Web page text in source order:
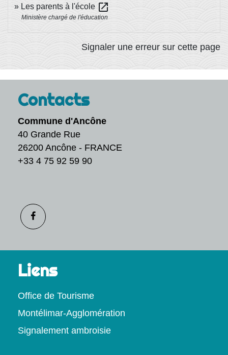
Les parents à l'école open_in_new
Ministère chargé de l'éducation
Signaler une erreur sur cette page
Contacts
Commune d'Ancône
40 Grande Rue
26200 Ancône - FRANCE
+33 4 75 92 59 90
Liens
Office de Tourisme
Montélimar-Agglomération
Signalement ambroisie